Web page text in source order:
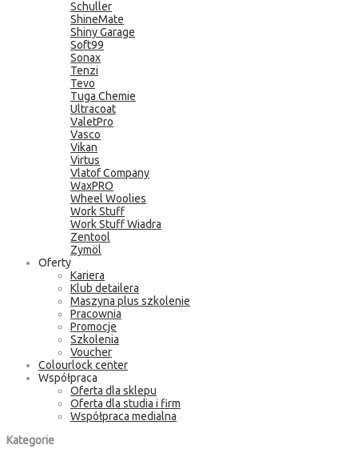
Schuller
ShineMate
Shiny Garage
Soft99
Sonax
Tenzi
Tevo
Tuga Chemie
Ultracoat
ValetPro
Vasco
Vikan
Virtus
Vlatof Company
WaxPRO
Wheel Woolies
Work Stuff
Work Stuff Wiadra
Zentool
Zymöl
Oferty
Kariera
Klub detailera
Maszyna plus szkolenie
Pracownia
Promocje
Szkolenia
Voucher
Colourlock center
Współpraca
Oferta dla sklepu
Oferta dla studia i firm
Współpraca medialna
Kategorie